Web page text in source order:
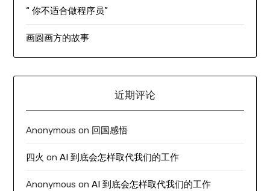
“ 你不适合做程序员”
画圆画方的故事
近期评论
Anonymous on 回国感悟
四火 onAI 到底会怎样取代我们的工作
Anonymous onAI 到底会怎样取代我们的工作